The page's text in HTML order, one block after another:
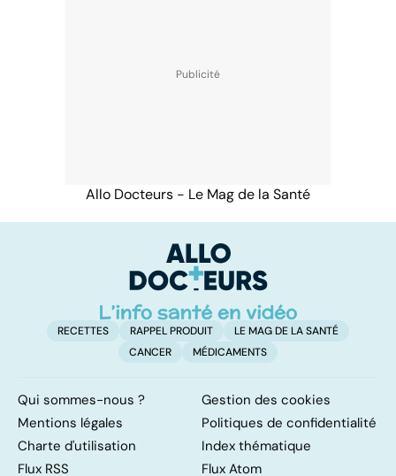
Allo Docteurs - Le Mag de la Santé
RECETTES RAPPEL PRODUIT
LE MAG DE LA SANTÉ
CANCER
MÉDICAMENTS
Qui sommes-nous ?
Gestion des cookies
Mentions légales
Politiques de confidentialité
Charte d'utilisation
Index thématique
Flux RSS
Flux Atom